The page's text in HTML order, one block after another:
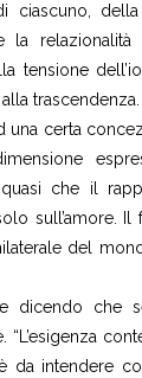
ciascuno,
la
tensione
trascendenza.
una certa
che il
sull’amore. Il
del
dicendo che
“L’esigenza
da intendere